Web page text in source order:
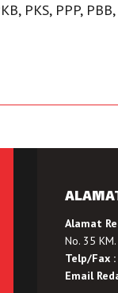
PKS, PPP,
Alamat
No. 35
Telp/Fax :
Email